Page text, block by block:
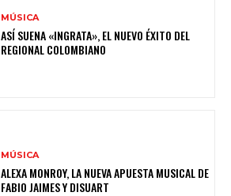
MÚSICA
ASÍ SUENA «INGRATA», EL NUEVO ÉXITO DEL
REGIONAL COLOMBIANO
MÚSICA
ALEXA MONROY, LA NUEVA APUESTA MUSICAL DE
FABIO JAIMES Y DISUART